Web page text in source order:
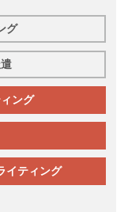
グ
ング
イティング